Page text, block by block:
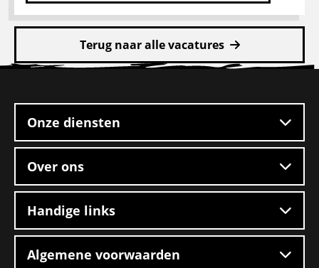
Lees
meer
Rangeerder
Boxtel
Terug naar alle vacatures
footer
Onze diensten
Over ons
Handige links
Algemene voorwaarden